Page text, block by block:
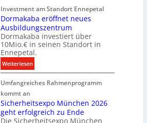
r
e
i
g
e
n
e
n
M
r
k
t
i
t
i
o
n
s
p
a
n
e
i
g
i
t
a
l
e
B
r
n
d
Investment am Standort Ennepetal
Dormakaba eröffnet neues
Ausbildungszentrum
Dormakaba investiert über
10Mio.€ in seinen Standort in
Ennepetal.
Weiterlesen:
D
o
m
a
k
Umfangreiches Rahmenprogramm
kommt an
Sicherheitsexpo München 2026
geht erfolgreich zu Ende
Die Sicherheitsexpo München